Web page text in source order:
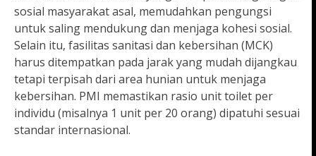
sosial masyarakat asal, memudahkan pengungsi
untuk saling mendukung dan menjaga kohesi sosial.
Selain itu, fasilitas sanitasi dan kebersihan (MCK)
harus ditempatkan pada jarak yang mudah dijangkau
tetapi terpisah dari area hunian untuk menjaga
kebersihan. PMI memastikan rasio unit toilet per
individu (misalnya 1 unit per 20 orang) dipatuhi sesuai
standar internasional.